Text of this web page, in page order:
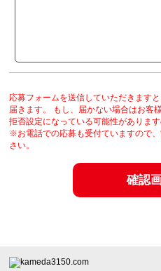
応募フォームを送信していただきます
届きます。 もし、届かない場合はお客
拒否設定になっている可能性があります
※お電話での応募も受付ていますので
さい。
確認